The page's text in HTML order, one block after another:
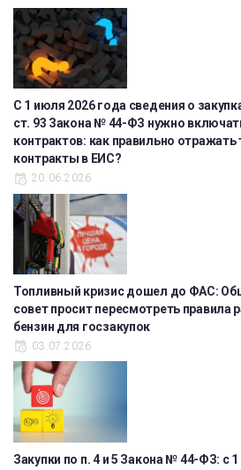
С 1 июля 2026 года сведения о
ст. 93 Закона № 44-ФЗ нужно
контрактов: как правильно отражать
контракты в ЕИС?
20.06.2026
Топливный кризис дошел до ФАС:
совет просит пересмотреть правила
бензин для госзакупок
03.07.2026
Закупки по п. 4 и 5 Закона № 44-ФЗ: с